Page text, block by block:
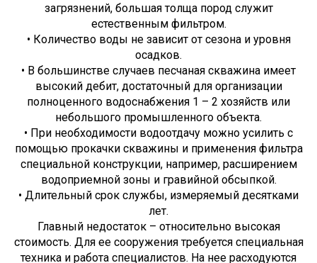
загрязнений, большая толща пород служит
естественным фильтром.
• Количество воды не зависит от сезона и уровня
осадков.
• В большинстве случаев песчаная скважина имеет
высокий дебит, достаточный для организации
полноценного водоснабжения 1 – 2 хозяйств или
небольшого промышленного объекта.
• При необходимости водоотдачу можно усилить с
помощью прокачки скважины и применения фильтра
специальной конструкции, например, расширением
водоприемной зоны и гравийной обсыпкой.
• Длительный срок службы, измеряемый десятками
лет.
Главный недостаток – относительно высокая
стоимость. Для ее сооружения требуется специальная
техника и работа специалистов. На нее расходуются